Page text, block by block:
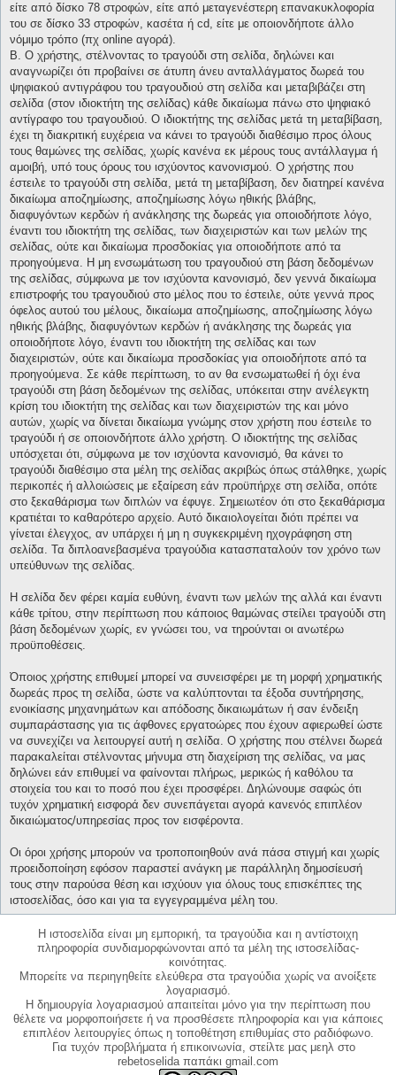
είτε από δίσκο 78 στροφών, είτε από μεταγενέστερη επανακυκλοφορία
του σε δίσκο 33 στροφών, κασέτα ή cd, είτε με οποιονδήποτε άλλο
νόμιμο τρόπο (πχ online αγορά).
Β. Ο χρήστης, στέλνοντας το τραγούδι στη σελίδα, δηλώνει και
αναγνωρίζει ότι προβαίνει σε άτυπη άνευ ανταλλάγματος δωρεά του
ψηφιακού αντιγράφου του τραγουδιού στη σελίδα και μεταβιβάζει στη
σελίδα (στον ιδιοκτήτη της σελίδας) κάθε δικαίωμα πάνω στο ψηφιακό
αντίγραφο του τραγουδιού. Ο ιδιοκτήτης της σελίδας μετά τη μεταβίβαση,
έχει τη διακριτική ευχέρεια να κάνει το τραγούδι διαθέσιμο προς όλους
τους θαμώνες της σελίδας, χωρίς κανένα εκ μέρους τους αντάλλαγμα ή
αμοιβή, υπό τους όρους του ισχύοντος κανονισμού. Ο χρήστης που
έστειλε το τραγούδι στη σελίδα, μετά τη μεταβίβαση, δεν διατηρεί κανένα
δικαίωμα αποζημίωσης, αποζημίωσης λόγω ηθικής βλάβης,
διαφυγόντων κερδών ή ανάκλησης της δωρεάς για οποιοδήποτε λόγο,
έναντι του ιδιοκτήτη της σελίδας, των διαχειριστών και των μελών της
σελίδας, ούτε και δικαίωμα προσδοκίας για οποιοδήποτε από τα
προηγούμενα. Η μη ενσωμάτωση του τραγουδιού στη βάση δεδομένων
της σελίδας, σύμφωνα με τον ισχύοντα κανονισμό, δεν γεννά δικαίωμα
επιστροφής του τραγουδιού στο μέλος που το έστειλε, ούτε γεννά προς
όφελος αυτού του μέλους, δικαίωμα αποζημίωσης, αποζημίωσης λόγω
ηθικής βλάβης, διαφυγόντων κερδών ή ανάκλησης της δωρεάς για
οποιοδήποτε λόγο, έναντι του ιδιοκτήτη της σελίδας και των
διαχειριστών, ούτε και δικαίωμα προσδοκίας για οποιοδήποτε από τα
προηγούμενα. Σε κάθε περίπτωση, το αν θα ενσωματωθεί ή όχι ένα
τραγούδι στη βάση δεδομένων της σελίδας, υπόκειται στην ανέλεγκτη
κρίση του ιδιοκτήτη της σελίδας και των διαχειριστών της και μόνο
αυτών, χωρίς να δίνεται δικαίωμα γνώμης στον χρήστη που έστειλε το
τραγούδι ή σε οποιονδήποτε άλλο χρήστη. Ο ιδιοκτήτης της σελίδας
υπόσχεται ότι, σύμφωνα με τον ισχύοντα κανονισμό, θα κάνει το
τραγούδι διαθέσιμο στα μέλη της σελίδας ακριβώς όπως στάλθηκε, χωρίς
περικοπές ή αλλοιώσεις με εξαίρεση εάν προϋπήρχε στη σελίδα, οπότε
στο ξεκαθάρισμα των διπλών να έφυγε. Σημειωτέον ότι στο ξεκαθάρισμα
κρατιέται το καθαρότερο αρχείο. Αυτό δικαιολογείται διότι πρέπει να
γίνεται έλεγχος, αν υπάρχει ή μη η συγκεκριμένη ηχογράφηση στη
σελίδα. Τα διπλοανεβασμένα τραγούδια κατασπαταλούν τον χρόνο των
υπεύθυνων της σελίδας.
Η σελίδα δεν φέρει καμία ευθύνη, έναντι των μελών της αλλά και έναντι
κάθε τρίτου, στην περίπτωση που κάποιος θαμώνας στείλει τραγούδι στη
βάση δεδομένων χωρίς, εν γνώσει του, να τηρούνται οι ανωτέρω
προϋποθέσεις.
Όποιος χρήστης επιθυμεί μπορεί να συνεισφέρει με τη μορφή χρηματικής
δωρεάς προς τη σελίδα, ώστε να καλύπτονται τα έξοδα συντήρησης,
ενοικίασης μηχανημάτων και απόδοσης δικαιωμάτων ή σαν ένδειξη
συμπαράστασης για τις άφθονες εργατοώρες που έχουν αφιερωθεί ώστε
να συνεχίζει να λειτουργεί αυτή η σελίδα. Ο χρήστης που στέλνει δωρεά
παρακαλείται στέλνοντας μήνυμα στη διαχείριση της σελίδας, να μας
δηλώνει εάν επιθυμεί να φαίνονται πλήρως, μερικώς ή καθόλου τα
στοιχεία του και το ποσό που έχει προσφέρει. Δηλώνουμε σαφώς ότι
τυχόν χρηματική εισφορά δεν συνεπάγεται αγορά κανενός επιπλέον
δικαιώματος/υπηρεσίας προς τον εισφέροντα.
Οι όροι χρήσης μπορούν να τροποποιηθούν ανά πάσα στιγμή και χωρίς
προειδοποίηση εφόσον παραστεί ανάγκη με παράλληλη δημοσίευσή
τους στην παρούσα θέση και ισχύουν για όλους τους επισκέπτες της
ιστοσελίδας, όσο και για τα εγγεγραμμένα μέλη του.
Η ιστοσελίδα είναι μη εμπορική, τα τραγούδια και η αντίστοιχη
πληροφορία συνδιαμορφώνονται από τα μέλη της ιστοσελίδας-
κοινότητας.
Μπορείτε να περιηγηθείτε ελεύθερα στα τραγούδια χωρίς να ανοίξετε
λογαριασμό.
Η δημιουργία λογαριασμού απαιτείται μόνο για την περίπτωση που
θέλετε να μορφοποιήσετε ή να προσθέσετε πληροφορία και για κάποιες
επιπλέον λειτουργίες όπως η τοποθέτηση επιθυμίας στο ραδιόφωνο.
Για τυχόν προβλήματα ή επικοινωνία, στείλτε μας μεηλ στο
rebetoselida παπάκι gmail.com